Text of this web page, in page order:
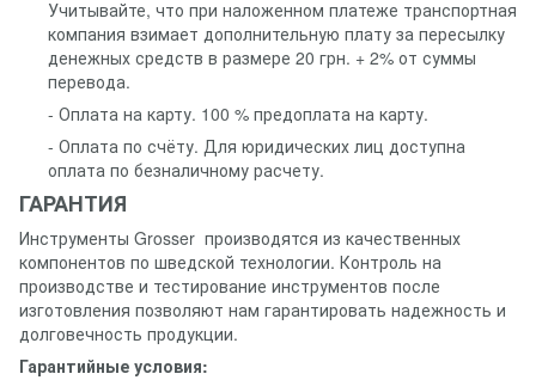
Учитывайте, что при наложенном платеже транспортная
компания взимает дополнительную плату за пересылку
денежных средств в размере 20 грн. + 2% от суммы
перевода.
- Оплата на карту. 100 % предоплата на карту.
- Оплата по счёту. Для юридических лиц доступна
оплата по безналичному расчету.
ГАРАНТИЯ
Инструменты Grosser производятся из качественных
компонентов по шведской технологии. Контроль на
производстве и тестирование инструментов после
изготовления позволяют нам гарантировать надежность и
долговечность продукции.
Гарантийные условия: